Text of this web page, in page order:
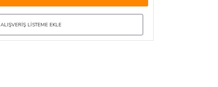
ALIŞVERIŞ LISTEME EKLE